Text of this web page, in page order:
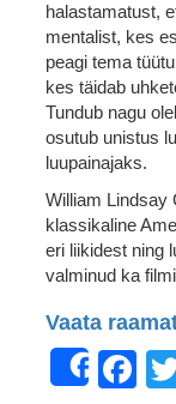
halastamatust,
mentalist, kes
peagi tema
kes täidab
Tundub nagu
osutub unistus
luupainajaks.
William Lindsay
klassikaline
eri liikidest ning
valminud ka
Vaata
Share